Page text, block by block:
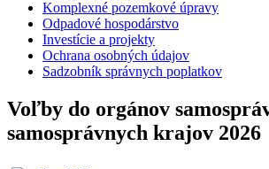
Komplexné pozemkové úpravy
Odpadové hospodárstvo
Investície a projekty
Ochrana osobných údajov
Sadzobník správnych poplatkov
Voľby do orgánov
samosprávnych krajov 2026